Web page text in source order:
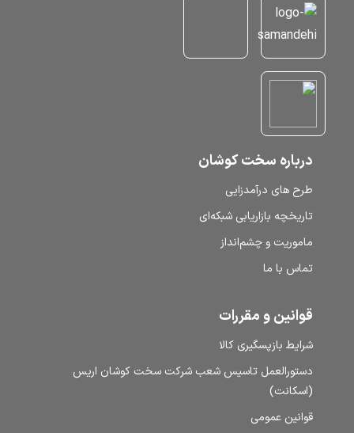
درباره سخت کوشان
طرح‌ های درآمدزایی
تاریخچه بازاریابی شبکه‌ای
ماموریت و چشم‌انداز
تماس با ما
قوانین و مقررات
شرایط بازپسگیری کالا
دستورالعمل تاسیس شعب شرکت سخت کوشان اریس
(اسکانت)
قوانین عمومی